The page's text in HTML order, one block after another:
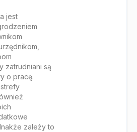
jest
zatrudniani są
o pracę.
zależy to